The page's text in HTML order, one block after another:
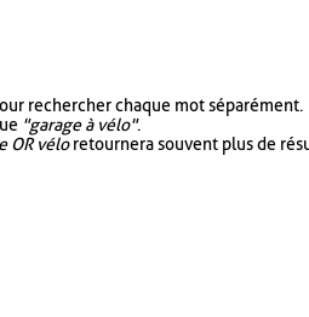
rechercher chaque mot séparément.
"garage à vélo".
OR véloretournera souvent plus de